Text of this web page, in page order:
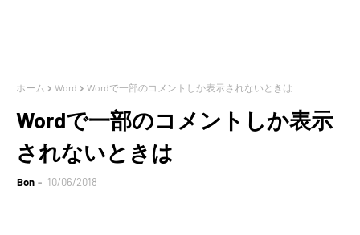
ホーム Word Wordで一部のコメントしか表示されないときは
Wordで一部のコメントしか表示
されないときは
Bon 10/06/2018